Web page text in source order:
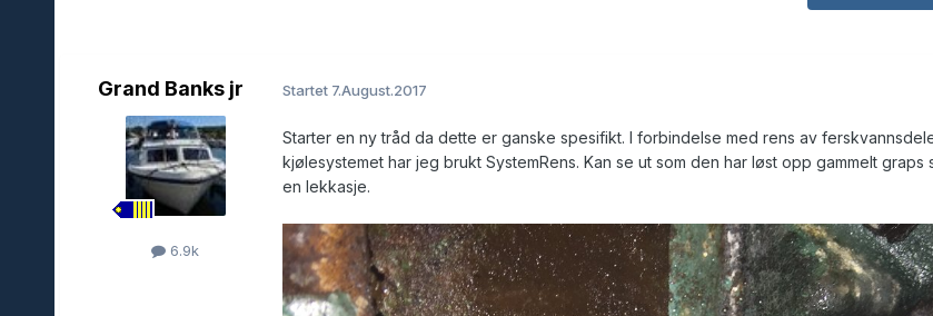
Grand Banks jr
6.9k
Startet 7.August.2017
Starter en ny tråd da dette er ganske spesifikt. I forbindelse med rens av
kjølesystemet har jeg brukt SystemRens. Kan se ut som den har løst opp gammelt graps
en lekkasje.